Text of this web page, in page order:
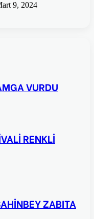
9, 2024
VURDU
RENKLİ
ZABITA